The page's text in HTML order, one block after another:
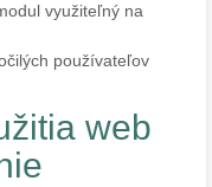
využiteľný na
používateľov
web